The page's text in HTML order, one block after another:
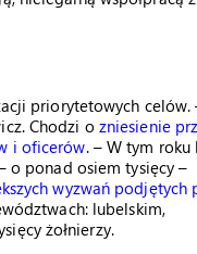
priorytetowych celów.
Chodzi o zniesienie
i oficerów. – W tym roku
o ponad osiem tysięcy –
wyzwań podjętych
lubelskim,
żołnierzy.